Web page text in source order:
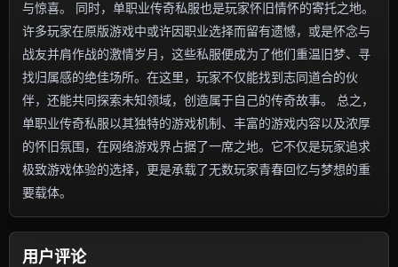
与惊喜。 同时，单职业传奇私服也是玩家怀旧情怀的寄托之地。
许多玩家在原版游戏中或许因职业选择而留有遗憾，或是怀念与
战友并肩作战的激情岁月，这些私服便成为了他们重温旧梦、寻
找归属感的绝佳场所。在这里，玩家不仅能找到志同道合的伙
伴，还能共同探索未知领域，创造属于自己的传奇故事。 总之，
单职业传奇私服以其独特的游戏机制、丰富的游戏内容以及浓厚
的怀旧氛围，在网络游戏界占据了一席之地。它不仅是玩家追求
极致游戏体验的选择，更是承载了无数玩家青春回忆与梦想的重
要载体。
用户评论